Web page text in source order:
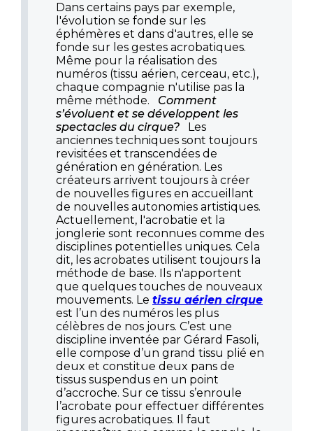
Dans certains pays par exemple,
l'évolution se fonde sur les
éphémères et dans d'autres, elle se
fonde sur les gestes acrobatiques.
Même pour la réalisation des
numéros (tissu aérien, cerceau, etc.),
chaque compagnie n'utilise pas la
même méthode. Comment
s’évoluent et se développent les
spectacles du cirque? Les
anciennes techniques sont toujours
revisitées et transcendées de
génération en génération. Les
créateurs arrivent toujours à créer
de nouvelles figures en accueillant
de nouvelles autonomies artistiques.
Actuellement, l'acrobatie et la
jonglerie sont reconnues comme des
disciplines potentielles uniques. Cela
dit, les acrobates utilisent toujours la
méthode de base. Ils n'apportent
que quelques touches de nouveaux
mouvements. Le tissu aérien cirque
est l’un des numéros les plus
célèbres de nos jours. C’est une
discipline inventée par Gérard Fasoli,
elle compose d’un grand tissu plié en
deux et constitue deux pans de
tissus suspendus en un point
d’accroche. Sur ce tissu s’enroule
l’acrobate pour effectuer différentes
figures acrobatiques. Il faut